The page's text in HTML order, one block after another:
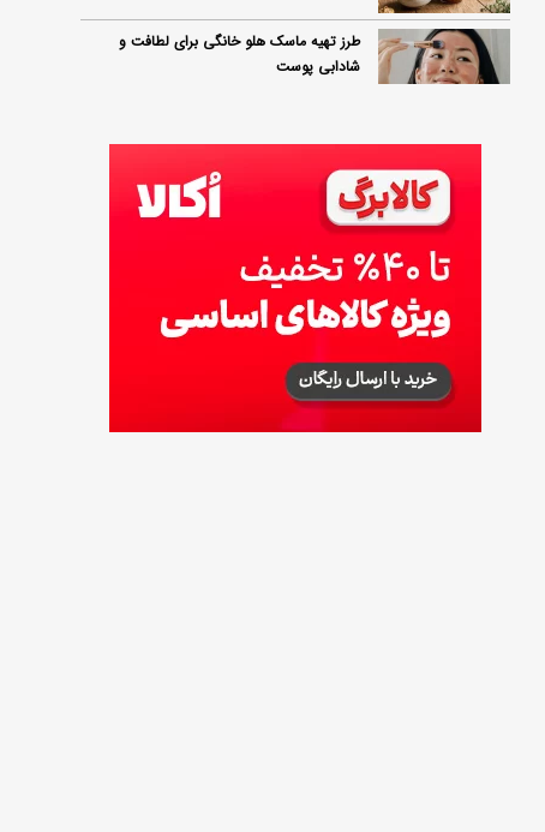
طرز تهیه ماسک هلو خانگی برای لطافت و
شادابی پوست
طرز تهیه سالاد انجیر و پنیر به ۳ روش؛ ساده،
مجلسی و خوشمزه
18 مرداد 1405
زمان واریز و مبلغ کالابرگ مرداد ۱۴۰۵
18 مرداد 1405
پشتیبانی
18 مرداد 1405